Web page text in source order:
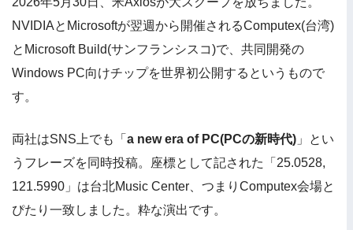
NVIDIAとMicrosoftが翌週から開催されるComputex(台湾)
とMicrosoft Build(サンフランシスコ)で、共同開発の
Windows PC向けチップを世界初公開するというもので
す。
両社はSNS上でも「 a new era of PC(PCの新時代) 」とい
うフレーズを同時投稿。座標として記された「25.0528,
121.5990」は台北Music Center、つまりComputex会場と
ぴたり一致しました。粋な演出です。